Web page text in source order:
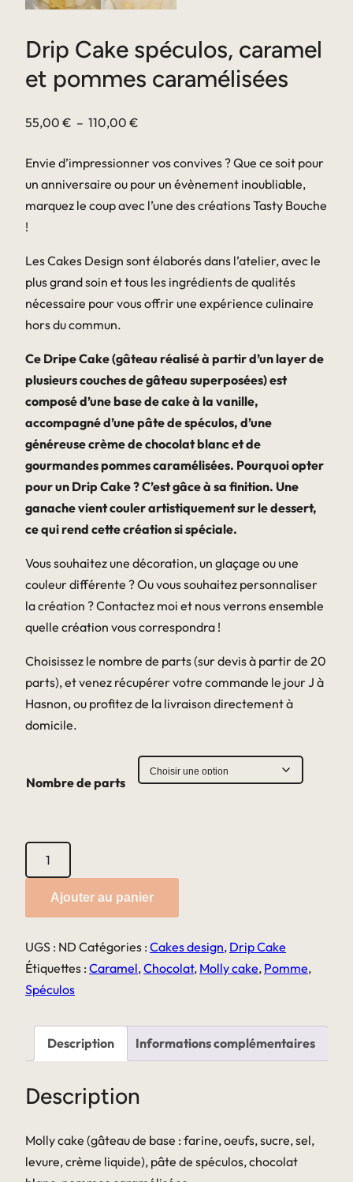
Drip Cake spéculos, caramel
et pommes caramélisées
55,00 € – 110,00 €
prix :
55,00 €
à
Envie d’impressionner vos convives ? Que ce soit pour
un anniversaire ou pour un évènement inoubliable,
marquez le coup avec l’une des créations Tasty Bouche
!
Les Cakes Design sont élaborés dans l’atelier, avec le
plus grand soin et tous les ingrédients de qualités
nécessaire pour vous offrir une expérience culinaire
hors du commun.
Ce Dripe Cake (gâteau réalisé à partir d’un layer de
plusieurs couches de gâteau superposées) est
composé d’une base de cake à la vanille,
accompagné d’une pâte de spéculos, d’une
généreuse crème de chocolat blanc et de
gourmandes pommes caramélisées. Pourquoi opter
pour un Drip Cake ? C’est gâce à sa finition. Une
ganache vient couler artistiquement sur le dessert,
ce qui rend cette création si spéciale.
Vous souhaitez une décoration, un glaçage ou une
couleur différente ? Ou vous souhaitez personnaliser
la création ? Contactez moi et nous verrons ensemble
quelle création vous correspondra !
Choisissez le nombre de parts (sur devis à partir de 20
parts), et venez récupérer votre commande le jour J à
Hasnon, ou profitez de la livraison directement à
domicile.
Nombre de parts
quantité
de
Cake
caramel
pommes
caramélisées
Ajouter au panier
UGS : ND Catégories : Cakes design, Drip Cake
Étiquettes : Caramel,Chocolat, Molly cake, Pomme,
Spéculos
Description Informations complémentaires
Description
Molly cake (gâteau de base : farine, oeufs, sucre, sel,
levure, crème liquide), pâte de spéculos, chocolat